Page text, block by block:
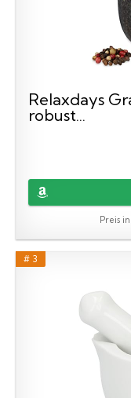
Relaxdays
robust...
Preis
# 3